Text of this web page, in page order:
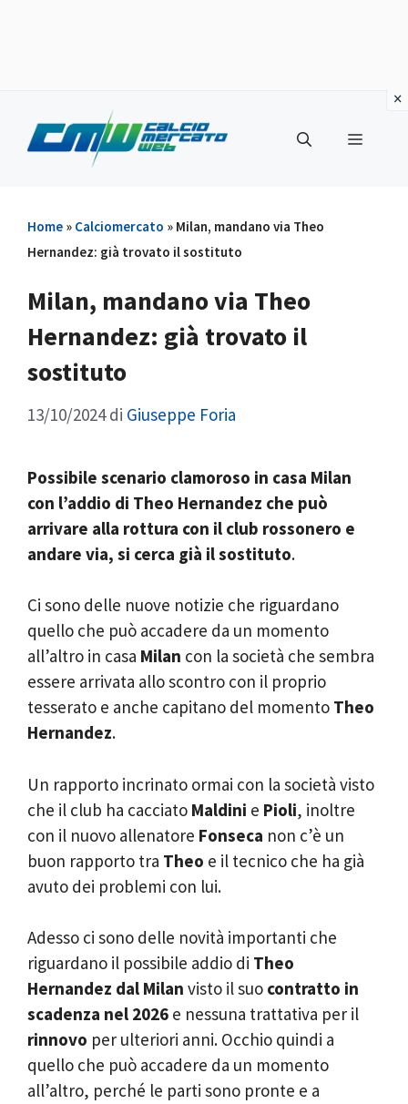
contenuto
Menu
Home » Calciomercato » Milan, mandano via Theo
Hernandez: già trovato il sostituto
Milan, mandano via Theo
Hernandez: già trovato il
sostituto
13/10/2024 di Giuseppe Foria
Possibile scenario clamoroso in casa Milan
con l’addio di Theo Hernandez che può
arrivare alla rottura con il club rossonero e
andare via, si cerca già il sostituto.
Ci sono delle nuove notizie che riguardano
quello che può accadere da un momento
all’altro in casa Milan con la società che sembra
essere arrivata allo scontro con il proprio
tesserato e anche capitano del momento Theo
Hernandez.
Un rapporto incrinato ormai con la società visto
che il club ha cacciato Maldini e Pioli, inoltre
con il nuovo allenatore Fonseca non c’è un
buon rapporto tra Theo e il tecnico che ha già
avuto dei problemi con lui.
Adesso ci sono delle novità importanti che
riguardano il possibile addio di Theo
Hernandez dal Milan visto il suo contratto in
scadenza nel 2026 e nessuna trattativa per il
rinnovo per ulteriori anni. Occhio quindi a
quello che può accadere da un momento
all’altro, perché le parti sono pronte e a